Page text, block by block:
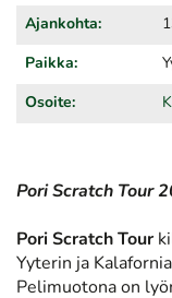
Ajankohta:
Paikka:
Osoite:
Pori Scratch Tour
Pori Scratch Tour
Yyterin ja
Pelimuotona on